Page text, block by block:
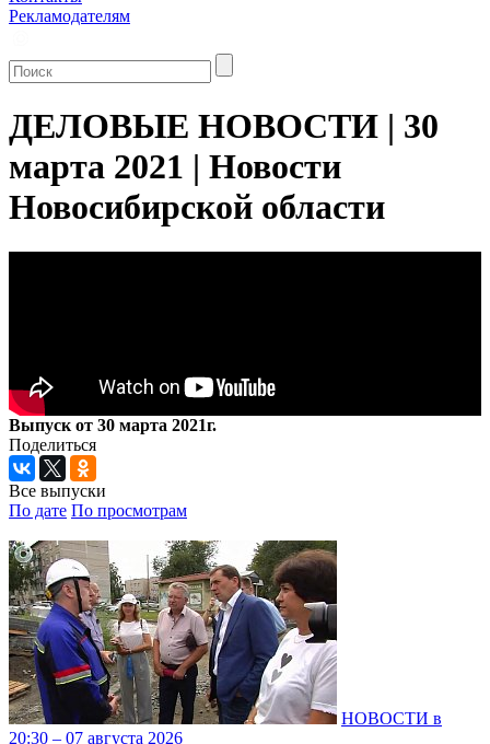
Рекламодателям
ДЕЛОВЫЕ НОВОСТИ | 30
марта 2021 | Новости
Новосибирской области
Выпуск от 30 марта 2021г.
Поделиться
Все выпуски
По дате По просмотрам
НОВОСТИ в
20:30 – 07 августа 2026